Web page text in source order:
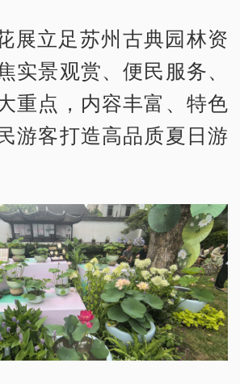
展立足苏州古典园林资
实景观赏、便民服务、
重点，内容丰富、特色
游客打造高品质夏日游